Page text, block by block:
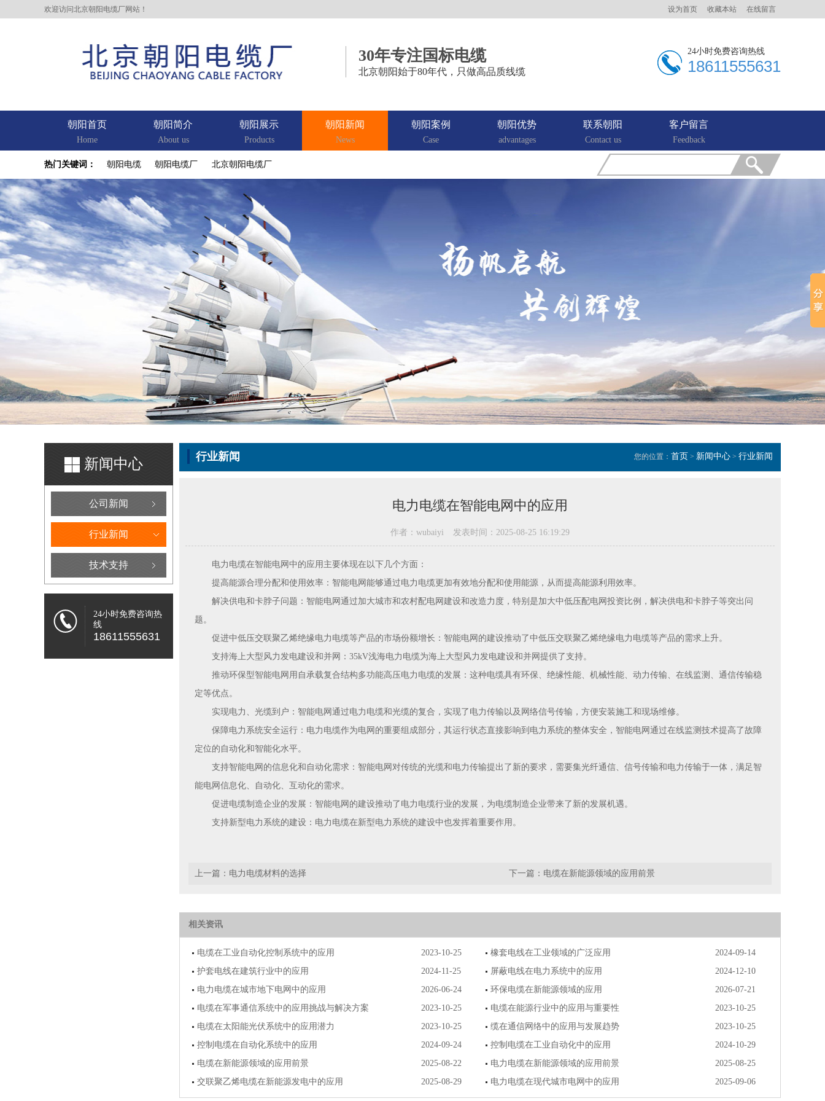
欢迎访问北京朝阳电缆厂网站！ 设为首页 收藏本站 在线留言
30年专注国标电缆
北京朝阳始于80年代，只做高品质线缆
24小时免费咨询热线
18611555631
朝阳首页
Home
朝阳简介
About us
朝阳展示
Products
朝阳新闻
News
朝阳案例
Case
朝阳优势
advantages
联系朝阳
Contact us
客户留言
Feedback
热门关键词： 朝阳电缆 朝阳电缆厂 北京朝阳电缆厂
新闻中心
公司新闻
行业新闻
技术支持
24小时免费咨询热
线
18611555631
行业新闻 您的位置： 首页 > 新闻中心 > 行业新闻
电力电缆在智能电网中的应用
作者：wubaiyi 发表时间：2025-08-25 16:19:29
电力电缆在智能电网中的应用主要体现在以下几个方面：
提高能源合理分配和使用效率：智能电网能够通过电力电缆更加有效地分配和使用能源，从而提高能源利用效率。
解决供电和卡脖子问题：智能电网通过加大城市和农村配电网建设和改造力度，特别是加大中低压配电网投资比例，解决供电和卡脖子等突出问
题。
促进中低压交联聚乙烯绝缘电力电缆等产品的市场份额增长：智能电网的建设推动了中低压交联聚乙烯绝缘电力电缆等产品的需求上升。
支持海上大型风力发电建设和并网：35kV浅海电力电缆为海上大型风力发电建设和并网提供了支持。
推动环保型智能电网用自承载复合结构多功能高压电力电缆的发展：这种电缆具有环保、绝缘性能、机械性能、动力传输、在线监测、通信传输稳
定等优点。
实现电力、光缆到户：智能电网通过电力电缆和光缆的复合，实现了电力传输以及网络信号传输，方便安装施工和现场维修。
保障电力系统安全运行：电力电缆作为电网的重要组成部分，其运行状态直接影响到电力系统的整体安全，智能电网通过在线监测技术提高了故障
定位的自动化和智能化水平。
支持智能电网的信息化和自动化需求：智能电网对传统的光缆和电力传输提出了新的要求，需要集光纤通信、信号传输和电力传输于一体，满足智
能电网信息化、自动化、互动化的需求。
促进电缆制造企业的发展：智能电网的建设推动了电力电缆行业的发展，为电缆制造企业带来了新的发展机遇。
支持新型电力系统的建设：电力电缆在新型电力系统的建设中也发挥着重要作用。
上一篇： 电力电缆材料的选择 下一篇： 电缆在新能源领域的应用前景
相关资讯
2023-10-25
电缆在工业自动化控制系统中的应用 2024-09-14
橡套电线在工业领域的广泛应用
2024-11-25
护套电线在建筑行业中的应用 2024-12-10
屏蔽电线在电力系统中的应用
2026-06-24
电力电缆在城市地下电网中的应用 2026-07-21
环保电缆在新能源领域的应用
2023-10-25
电缆在军事通信系统中的应用挑战与解决方案 2023-10-25
电缆在能源行业中的应用与重要性
2023-10-25
电缆在太阳能光伏系统中的应用潜力 2023-10-25
缆在通信网络中的应用与发展趋势
2024-09-24
控制电缆在自动化系统中的应用 2024-10-29
控制电缆在工业自动化中的应用
2025-08-22
电缆在新能源领域的应用前景 2025-08-25
电力电缆在新能源领域的应用前景
2025-08-29
交联聚乙烯电缆在新能源发电中的应用 2025-09-06
电力电缆在现代城市电网中的应用